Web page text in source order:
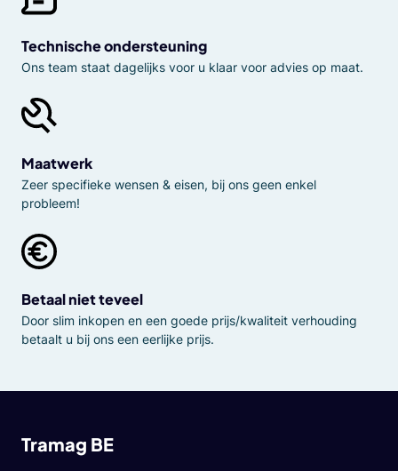
Technische ondersteuning
Ons team staat dagelijks voor u klaar voor advies op maat.
Maatwerk
Zeer specifieke wensen & eisen, bij ons geen enkel
probleem!
Betaal niet teveel
Door slim inkopen en een goede prijs/kwaliteit verhouding
betaalt u bij ons een eerlijke prijs.
Tramag BE